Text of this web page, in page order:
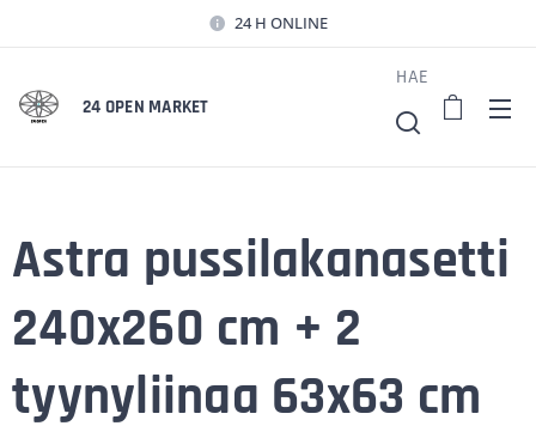
24 H ONLINE
24 OPEN MARKET
HAE
Astra pussilakanasetti
240x260 cm + 2
tyynyliinaa 63x63 cm